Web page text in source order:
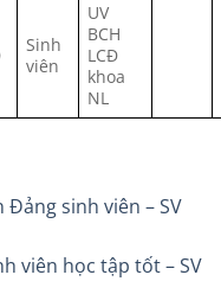
Sinh
viên
UV
BCH
LCĐ
khoa
NL
sinh viên – SV
viên học tập tốt – SV